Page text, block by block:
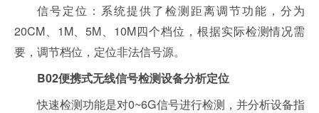
信号定位：系统提供了检测距离调节功能，分为
20CM、1M、5M、10M四个档位，根据实际检测情况需
要，调节档位，定位非法信号源。
B02便携式无线信号检测设备分析定位
快速检测功能是对0~6G信号进行检测，并分析设备指